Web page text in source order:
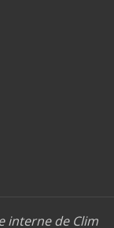
interne de Clim